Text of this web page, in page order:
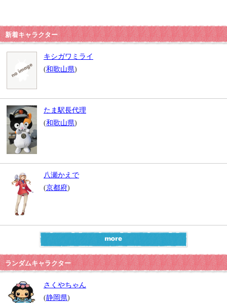
新着キャラクター
キシガワミライ
(和歌山県)
たま駅長代理
(和歌山県)
八瀬かえで
(京都府)
ランダムキャラクター
さくやちゃん
(静岡県)